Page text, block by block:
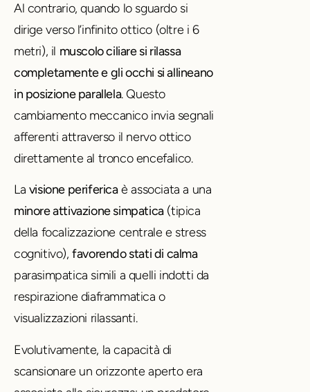
Al contrario, quando lo sguardo si
dirige verso l’infinito ottico (oltre i 6
metri), il muscolo ciliare si rilassa
completamente e gli occhi si allineano
in posizione parallela. Questo
cambiamento meccanico invia segnali
afferenti attraverso il nervo ottico
direttamente al tronco encefalico.
La visione perifericaè associata a una
minore attivazione simpatica(tipica
della focalizzazione centrale e stress
cognitivo),favorendo stati di calma
parasimpatica simili a quelli indotti da
respirazione diaframmatica o
visualizzazioni rilassanti.
Evolutivamente, la capacità di
scansionare un orizzonte aperto era